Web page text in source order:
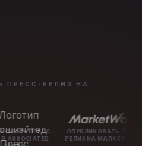
ПРЕСС-РЕЛИЗ НА
ОПУБЛИКОВАТЬ ПРЕСС-
РЕЛИЗ НА MARKETWATCH
РЕЛИЗ